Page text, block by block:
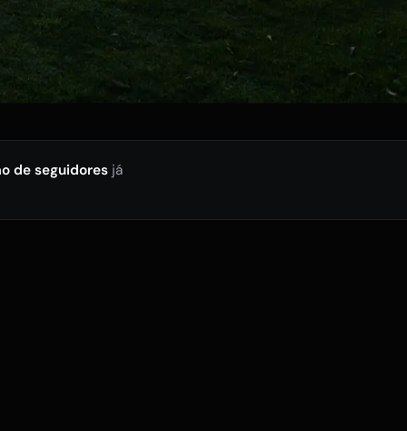
de seguidoresjá